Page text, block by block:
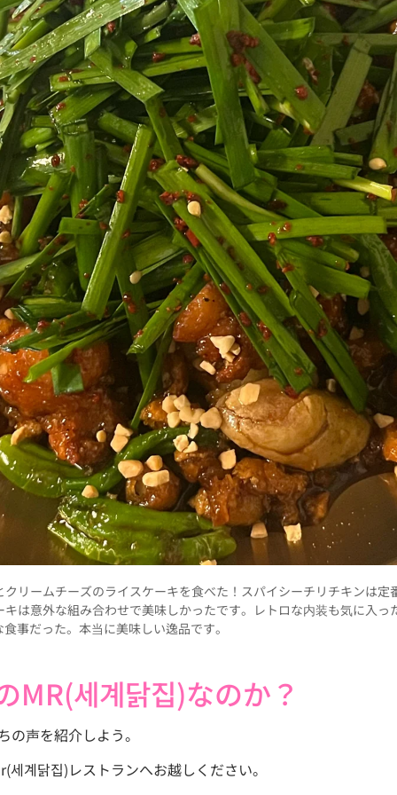
リームチーズのライスケーキを食べた！スパイシーチリチキンは定
は意外な組み合わせで美味しかったです。レトロな内装も気に入っ
事だった。本当に美味しい逸品です。
세계닭집)なのか？
声を紹介しよう。
계닭집)レストランへお越しください。